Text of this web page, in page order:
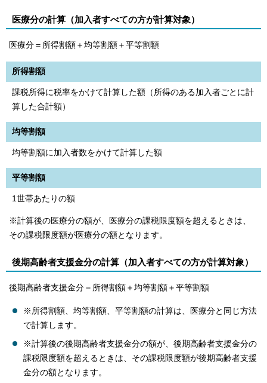
医療分の計算（加入者すべての方が計算対象）
医療分＝所得割額＋均等割額＋平等割額
所得割額
課税所得に税率をかけて計算した額（所得のある加入者ごとに計
算した合計額）
均等割額
均等割額に加入者数をかけて計算した額
平等割額
1世帯あたりの額
※計算後の医療分の額が、医療分の課税限度額を超えるときは、
その課税限度額が医療分の額となります。
後期高齢者支援金分の計算（加入者すべての方が計算対象）
後期高齢者支援金分＝所得割額＋均等割額＋平等割額
※所得割額、均等割額、平等割額の計算は、医療分と同じ方法
で計算します。
※計算後の後期高齢者支援金分の額が、後期高齢者支援金分の
課税限度額を超えるときは、その課税限度額が後期高齢者支援
金分の額となります。